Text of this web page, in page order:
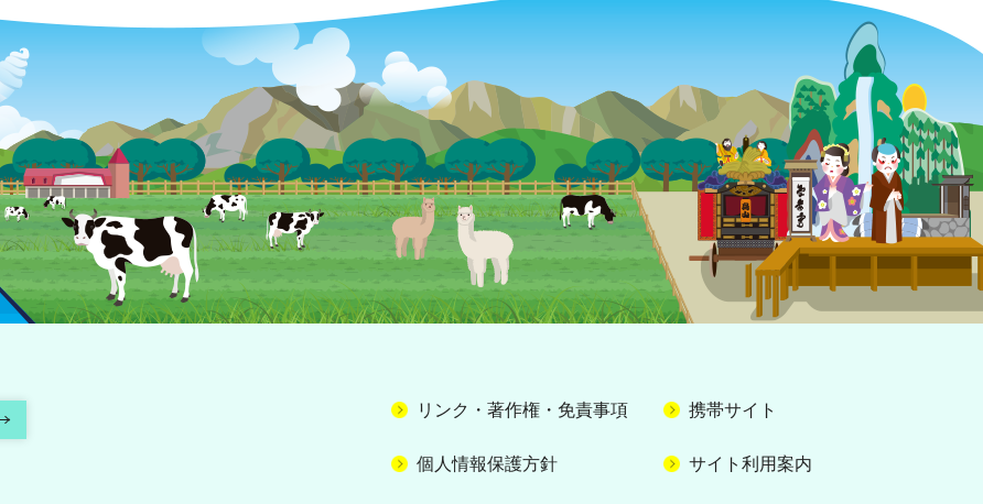
リンク・著作権・免責事項 携帯サイト
個人情報保護方針 サイト利用案内